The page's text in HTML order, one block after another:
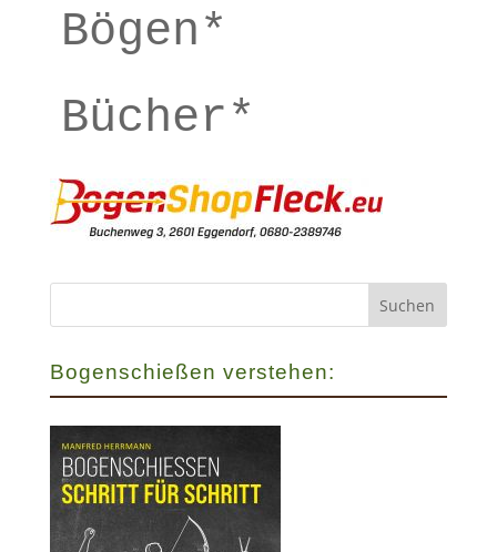
Bögen*
Bücher*
Bogenschießen verstehen: